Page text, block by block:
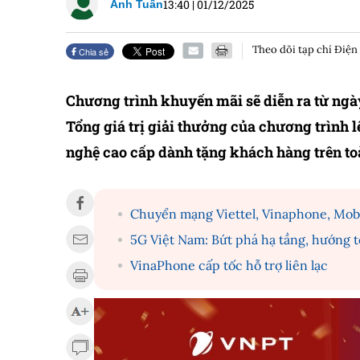
Anh Tuấn13:40 |01/12/2025
Chia sẻ Theo dõi tạp chí
Chương trình khuyến mãi sẽ diễn ra từ
Tổng giá trị giải thưởng của chương trình
nghệ cao cấp dành tặng khách hàng trên
Chuyển mạng Viettel, Vinaphone,
5G Việt Nam: Bứt phá hạ tầng, hướng
VinaPhone cấp tốc hỗ trợ liên lạc